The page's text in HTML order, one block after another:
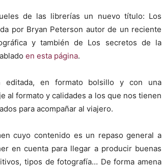
de las librerías un nuevo título: Los
por Bryan Peterson autor de un reciente
y también de Los secretos de la
en esta página.
en formato bolsillo y con una
al formato y calidades a los que nos tienen
para acompañar al viajero.
cuyo contenido es un repaso general a
en cuenta para llegar a producir buenas
tipos de fotografía… De forma amena